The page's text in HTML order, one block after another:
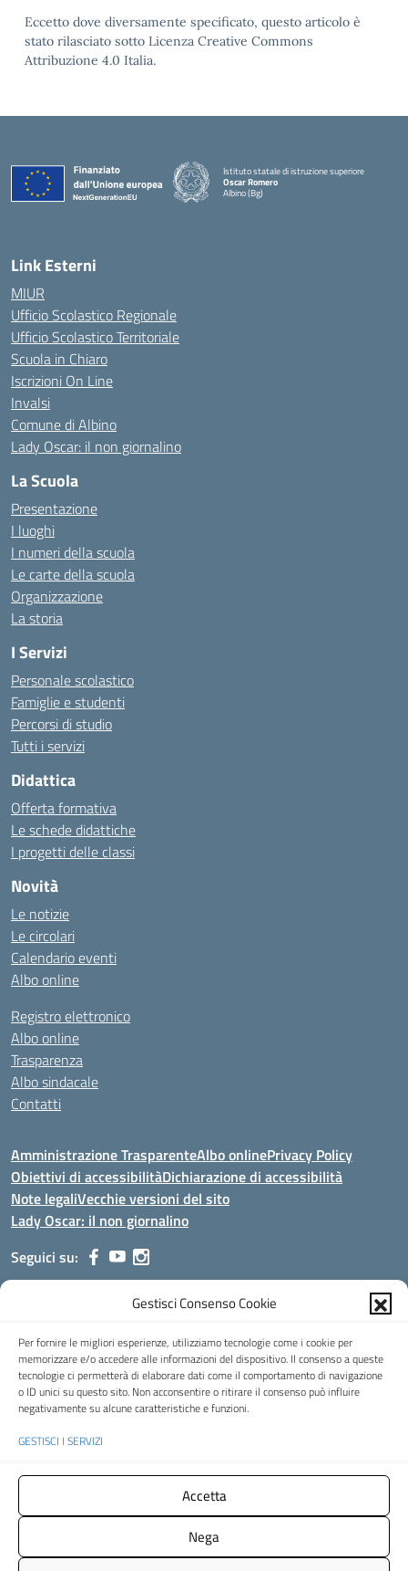
Gestisci Consenso Cookie
Per fornire le migliori esperienze, utilizziamo tecnologie come i cookie per
memorizzare e/o accedere alle informazioni del dispositivo. Il consenso a queste
tecnologie ci permetterà di elaborare dati come il comportamento di navigazione
o ID unici su questo sito. Non acconsentire o ritirare il consenso può influire
negativamente su alcune caratteristiche e funzioni.
GESTISCI I SERVIZI
Accetta
Nega
Eccetto dove diversamente specificato, questo articolo è
stato rilasciato sotto Licenza Creative Commons
Attribuzione 4.0 Italia.
Istituto statale di istruzione superiore
Oscar Romero
Albino (Bg)
Link Esterni
MIUR
Ufficio Scolastico Regionale
Ufficio Scolastico Territoriale
Scuola in Chiaro
Iscrizioni On Line
Invalsi
Comune di Albino
Lady Oscar: il non giornalino
La Scuola
Presentazione
I luoghi
I numeri della scuola
Le carte della scuola
Organizzazione
La storia
I Servizi
Personale scolastico
Famiglie e studenti
Percorsi di studio
Tutti i servizi
Didattica
Offerta formativa
Le schede didattiche
I progetti delle classi
Novità
Le notizie
Le circolari
Calendario eventi
Albo online
Registro elettronico
Albo online
Trasparenza
Albo sindacale
Contatti
Amministrazione TrasparenteAlbo onlinePrivacy Policy
Obiettivi di accessibilitàDichiarazione di accessibilità
Note legaliVecchie versioni del sito
Lady Oscar: il non giornalino
Seguici su:
Viale Aldo Moro, 51 - 24021 Albino (Bg)
Posta elettronica certificata (PEC):bgis00900b@pec.istruzione.it
Codice fiscale: 95002390169
Codice meccanografico:BGIS00900B
Codice unico di fatturazione (CUF): UFMHLX
Spazio web concesso in uso gratuito daWeb3king, via Pertini 8 ALBINO
Concept & Design by Designers Italia
- Versione del tema: